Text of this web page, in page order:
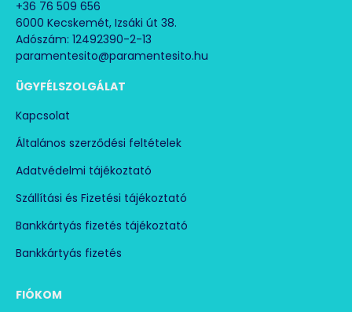
+36 76 509 656
6000 Kecskemét, Izsáki út 38.
Adószám: 12492390-2-13
paramentesito@paramentesito.hu
ÜGYFÉLSZOLGÁLAT
Kapcsolat
Általános szerződési feltételek
Adatvédelmi tájékoztató
Szállítási és Fizetési tájékoztató
Bankkártyás fizetés tájékoztató
Bankkártyás fizetés
FIÓKOM